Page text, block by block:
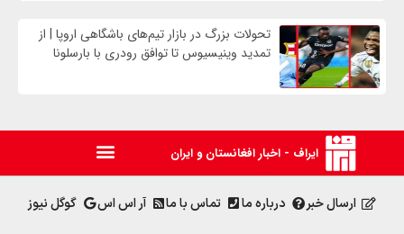
تحولات بزرگ در بازار تیم‌های باشگاهی اروپا | از
تمدید وینیسیوس تا توافق رودری با بارسلونا
ایراف - اخبار افغانستان و ایران
ارسال خبر درباره ما تماس با ما آر اس اس گوگل نیوز